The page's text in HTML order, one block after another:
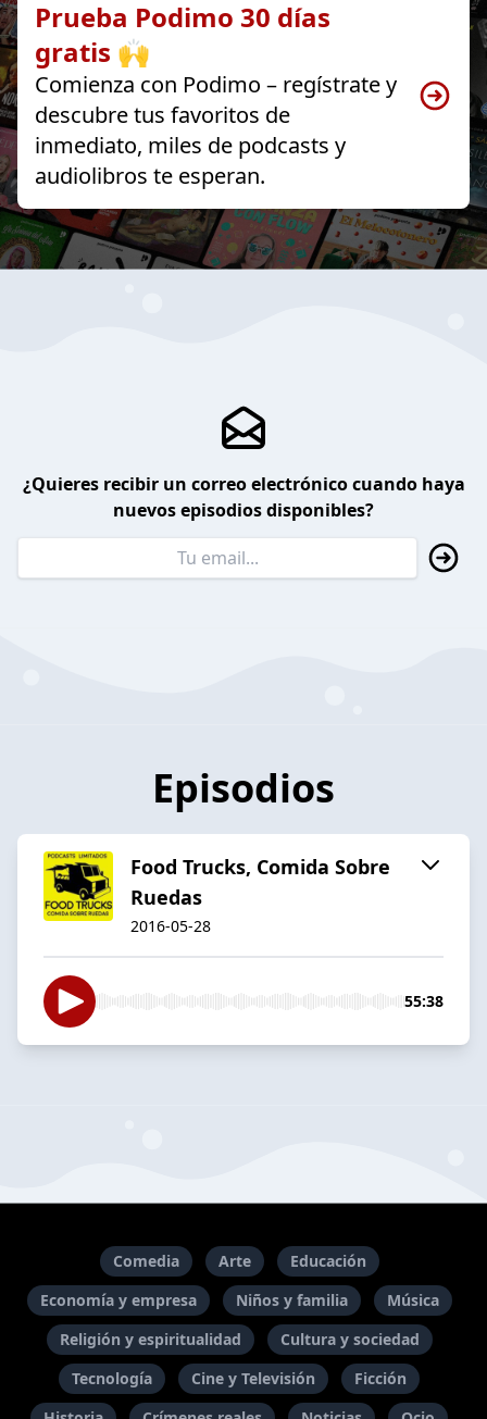
Prueba Podimo 30 días
gratis 🙌
Comienza con Podimo – regístrate y
descubre tus favoritos de
inmediato, miles de podcasts y
audiolibros te esperan.
¿Quieres recibir un correo electrónico cuando haya
nuevos episodios disponibles?
Episodios
Food Trucks, Comida Sobre
Ruedas
2016-05-28
55:38
Comedia Arte
Educación
Economía y empresa
Niños y familia
Música
Religión y espiritualidad
Cultura y sociedad
Tecnología
Cine y Televisión
Ficción